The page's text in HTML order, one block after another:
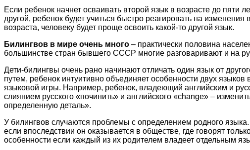
Если ребенок начнет осваивать второй язык в возрасте до пяти
другой, ребенок будет учиться быстро реагировать на
возраста, человеку будет проще освоить какой-то другой язык.
Билингвов в мире очень много – практически половина
большинстве стран бывшего СССР многие разговаривают и на
Дети-билингвы очень рано начинают отличать один язык от
путем, ребенок интуитивно объединяет особенности двух
языковой игры. Например, ребенок, владеющий английским и
слиянием русского «починить» и английского «change» –
определенную деталь».
У билингвов случаются проблемы с определением родного
если впоследствии он оказывается в обществе, где говорят
особенности если каждый из их родителем владеет отдельным